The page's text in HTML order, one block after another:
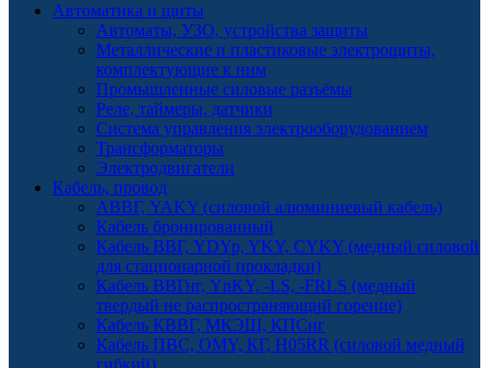
Автоматика и щиты
Автоматы, УЗО, устройства защиты
Металлические и пластиковые электрощиты,
комплектующие к ним
Промышленные силовые разъёмы
Реле, таймеры, датчики
Система управления электрооборудованием
Трансформаторы
Электродвигатели
Кабель, провод
АВВГ, YAKY (силовой алюминиевый кабель)
Кабель бронированный
Кабель ВВГ, YDYp, YKY, CYKY (медный силовой
для стационарной прокладки)
Кабель ВВГнг, YnKY, -LS, -FRLS (медный
твердый не распространяющий горение)
Кабель КВВГ, МКЭШ, КПСнг
Кабель ПВС, OMY, КГ, H05RR (силовой медный
гибкий)